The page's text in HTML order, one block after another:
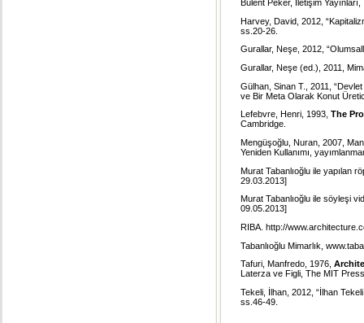
Bülent Peker, İletişim
Harvey, David, 2012,
ss.20-26.
Gurallar, Neşe, 2012,
Gurallar, Neşe (ed.), 2011,
Gülhan, Sinan T., 2011,
ve Bir Meta Olarak Konut
Lefebvre, Henri, 1993, The
Cambridge.
Mengüşoğlu, Nuran, 2007,
Yeniden Kullanımı,
Murat Tabanlıoğlu ile yapılan
29.03.2013]
Murat Tabanlıoğlu ile söyleşi
09.05.2013]
RIBA. http://
Tabanlıoğlu Mimarlık,
Tafuri, Manfredo, 1976,
Laterza ve Figli, The MIT
Tekeli, İlhan, 2012, “İlhan
ss.46-49.